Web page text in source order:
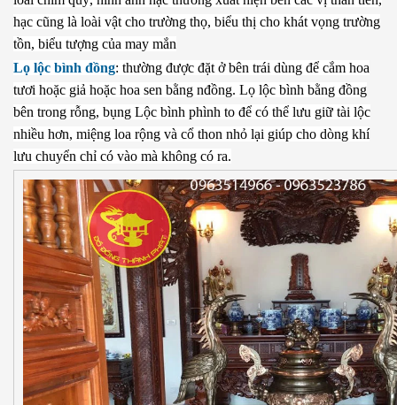
hạc cũng là loài vật cho trường thọ, biểu thị cho khát vọng trường
tồn, biểu tượng của may mắn
Lọ lộc bình đồng: thường được đặt ở bên trái dùng để cắm hoa
tươi hoặc giả hoặc hoa sen bằng nđồng. Lọ lộc bình bằng đồng
bên trong rỗng, bụng Lộc bình phình to để có thể lưu giữ tài lộc
nhiều hơn, miệng loa rộng và cổ thon nhỏ lại giúp cho dòng khí
lưu chuyển chỉ có vào mà không có ra.